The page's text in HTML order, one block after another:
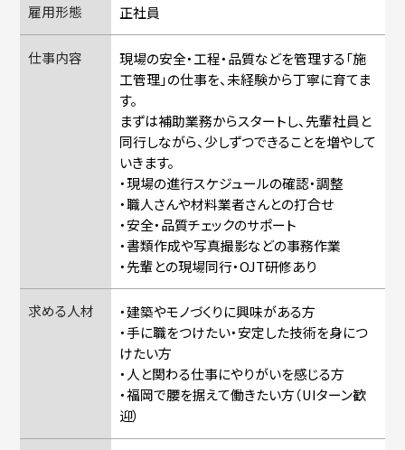
雇用形態 正社員
仕事内容
現場の安全・工程・品質などを管理する「施
工管理」の仕事を、未経験から丁寧に育てま
す。
まずは補助業務からスタートし、先輩社員と
同行しながら、少しずつできることを増やして
いきます。
・現場の進行スケジュールの確認・調整
・職人さんや材料業者さんとの打合せ
・安全・品質チェックのサポート
・書類作成や写真撮影などの事務作業
・先輩との現場同行・OJT研修あり
求める人材
・建築やモノづくりに興味がある方
・手に職をつけたい・安定した技術を身につ
けたい方
・人と関わる仕事にやりがいを感じる方
・福岡で腰を据えて働きたい方（UIターン歓
迎）